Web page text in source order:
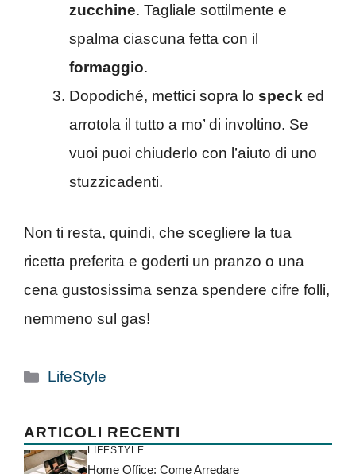
zucchine. Tagliale sottilmente e
spalma ciascuna fetta con il
formaggio.
Dopodiché, mettici sopra lo speck ed
arrotola il tutto a mo’ di involtino. Se
vuoi puoi chiuderlo con l’aiuto di uno
stuzzicadenti.
Non ti resta, quindi, che scegliere la tua
ricetta preferita e goderti un pranzo o una
cena gustosissima senza spendere cifre folli,
nemmeno sul gas!
Categorie
LifeStyle
ARTICOLI RECENTI
LIFESTYLE
Home Office: Come Arredare